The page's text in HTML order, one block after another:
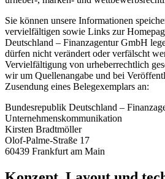
Sie können unsere Informationen
vervielfältigen sowie Links zur
Deutschland – Finanzagentur GmbH
dürfen nicht verändert oder verfälscht
Vervielfältigung von urheberrechtlich
wir um Quellenangabe und bei
Zusendung eines Belegexemplars an:
Bundesrepublik Deutschland –
Unternehmenskommunikation
Kirsten Bradtmöller
Olof-Palme-Straße 17
60439 Frankfurt am Main